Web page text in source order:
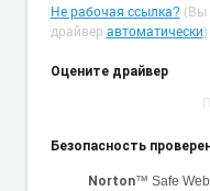
Не рабочая ссылка?(Вы
драйвер автоматически)
Оцените драйвер
Безопасность
Norton™ Safe Web